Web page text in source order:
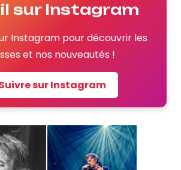
sur Instagram
Instagram pour découvrir les
et nos nouveautés !
sur Instagram